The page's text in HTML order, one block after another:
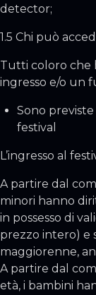
detector;
1.5 Chi può
Tutti coloro che
ingresso e/o un
Sono previste
festival
L’ingresso al
A partire dal
minori hanno
in possesso di
prezzo intero) e
maggiorenne,
A partire dal
età, i bambini